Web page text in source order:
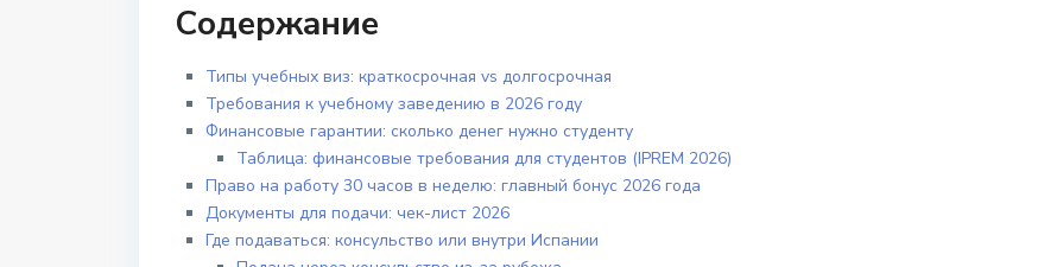
Содержание
Типы учебных виз: краткосрочная vs долгосрочная
Требования к учебному заведению в 2026 году
Финансовые гарантии: сколько денег нужно студенту
Таблица: финансовые требования для студентов (IPREM 2026)
Право на работу 30 часов в неделю: главный бонус 2026 года
Документы для подачи: чек-лист 2026
Где подаваться: консульство или внутри Испании